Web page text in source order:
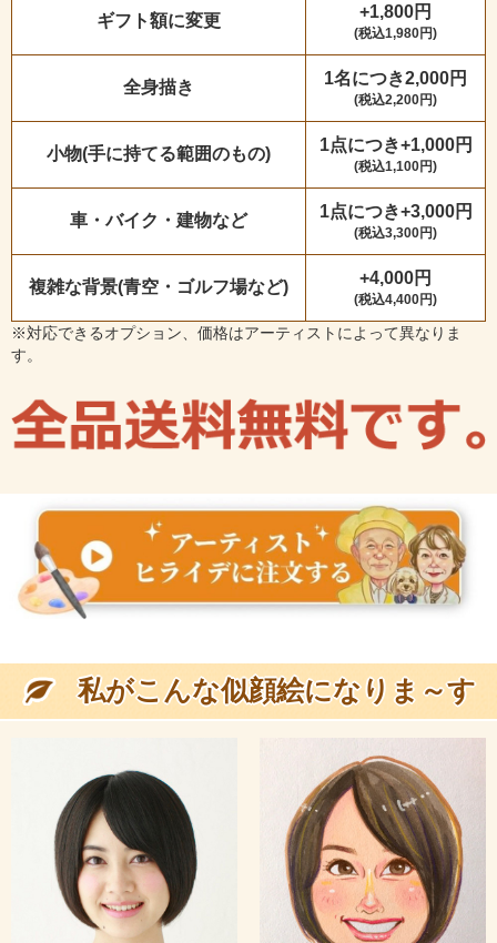
ギフト額に変更 +1,800円
(税込1,980円)
全身描き 1名につき2,000円
(税込2,200円)
小物(手に持てる範囲のもの) 1点につき+1,000円
(税込1,100円)
車・バイク・建物など 1点につき+3,000円
(税込3,300円)
複雑な背景(青空・ゴルフ場など) +4,000円
(税込4,400円)
※対応できるオプション、価格はアーティストによって異なりま
す。
私がこんな似顔絵になりま～す